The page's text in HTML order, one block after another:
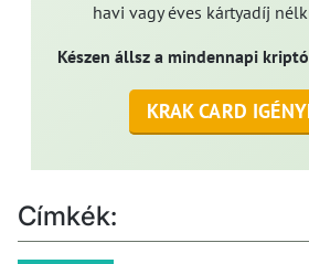
havi vagy éves kártyadíj
Készen állsz a mindennapi
KRAK CARD
Címkék: